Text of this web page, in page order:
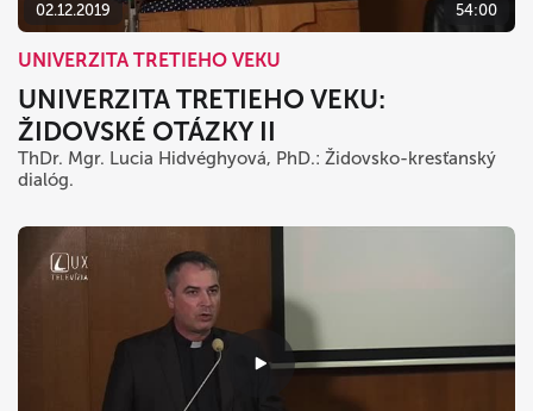
02.12.2019 54:00
UNIVERZITA TRETIEHO VEKU
UNIVERZITA TRETIEHO VEKU:
ŽIDOVSKÉ OTÁZKY II
ThDr. Mgr. Lucia Hidvéghyová, PhD.: Židovsko-kresťanský
dialóg.